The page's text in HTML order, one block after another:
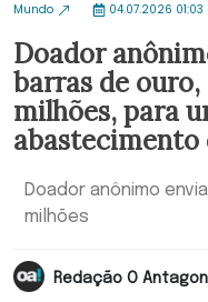
Mundo 04.07.2026 01:03
Doador
barras de
milhões, para
abastecimento
Doador anônimo
milhões
Redação O